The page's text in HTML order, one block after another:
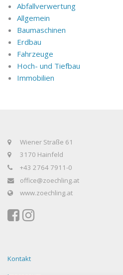
Abfallverwertung
Allgemein
Baumaschinen
Erdbau
Fahrzeuge
Hoch- und Tiefbau
Immobilien
Wiener Straße 61
3170 Hainfeld
+43 2764 7911-0
office@zoechling.at
www.zoechling.at
Kontakt